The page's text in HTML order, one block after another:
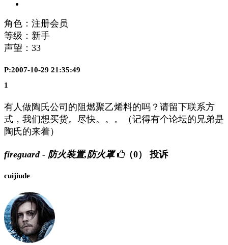
角色：注册会员
等级：新手
声望： 33
P:2007-10-29 21:35:49
1
有人做陶氏公司的阻燃聚乙烯料的吗？请留下联系方
式，我们想买货。尽快。。。（记得有个论坛的兄弟是
陶氏的来着）
fireguard - 防火装置,防火罩 （0） 投诉
cuijiude